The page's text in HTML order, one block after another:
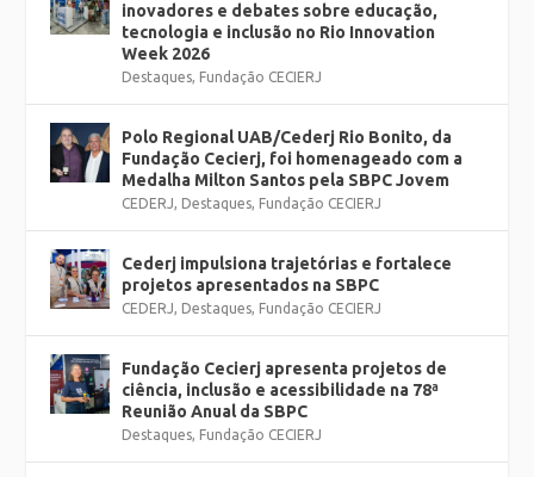
inovadores e debates sobre educação,
tecnologia e inclusão no Rio Innovation
Week 2026
Destaques, Fundação CECIERJ
Polo Regional UAB/Cederj Rio Bonito, da
Fundação Cecierj, foi homenageado com a
Medalha Milton Santos pela SBPC Jovem
CEDERJ, Destaques, Fundação CECIERJ
Cederj impulsiona trajetórias e fortalece
projetos apresentados na SBPC
CEDERJ, Destaques, Fundação CECIERJ
Fundação Cecierj apresenta projetos de
ciência, inclusão e acessibilidade na 78ª
Reunião Anual da SBPC
Destaques, Fundação CECIERJ